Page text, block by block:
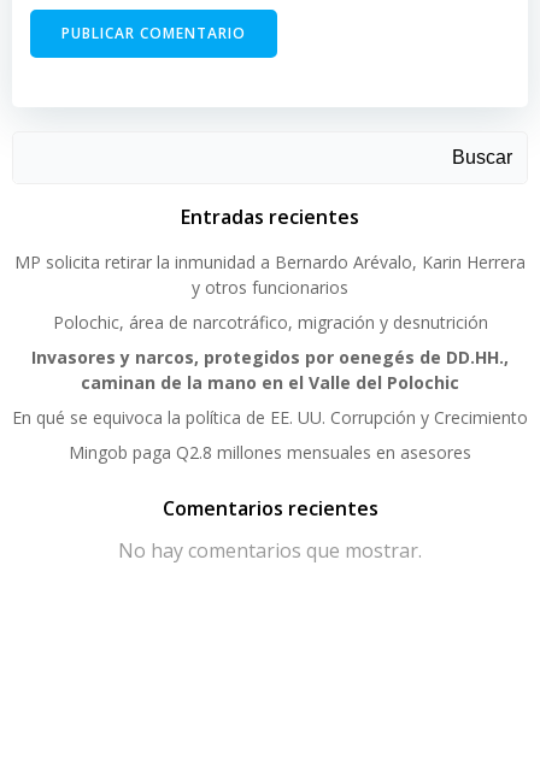
Buscar
Entradas recientes
MP solicita retirar la inmunidad a Bernardo Arévalo, Karin Herrera
y otros funcionarios
Polochic, área de narcotráfico, migración y desnutrición
Invasores y narcos, protegidos por oenegés de DD.HH.,
caminan de la mano en el Valle del Polochic
En qué se equivoca la política de EE. UU. Corrupción y Crecimiento
Mingob paga Q2.8 millones mensuales en asesores
Comentarios recientes
No hay comentarios que mostrar.